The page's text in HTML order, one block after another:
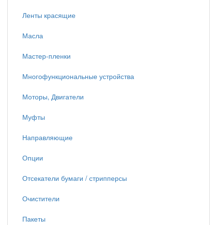
Ленты красящие
Масла
Мастер-пленки
Многофункциональные устройства
Моторы, Двигатели
Муфты
Направляющие
Опции
Отсекатели бумаги / стрипперсы
Очистители
Пакеты